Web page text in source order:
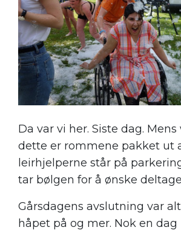
Da var vi her. Siste dag.
dette er rommene pakket ut
leirhjelperne står på
tar bølgen for å ønske
Gårsdagens avslutning var
håpet på og mer. Nok en dag